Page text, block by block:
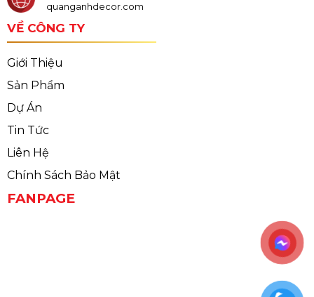
quanganhdecor.com
VỀ CÔNG TY
Giới Thiệu
Sản Phẩm
Dự Án
Tin Tức
Liên Hệ
Chính Sách Bảo Mật
FANPAGE